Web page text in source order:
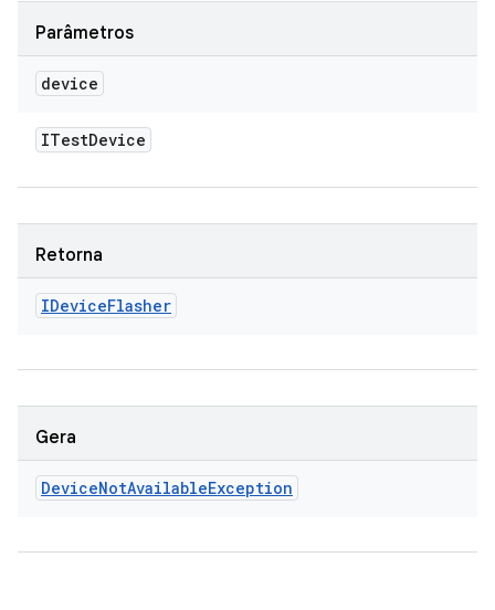
Parâmetros
device
ITestDevice
Retorna
IDeviceFlasher
Gera
DeviceNotAvailableException